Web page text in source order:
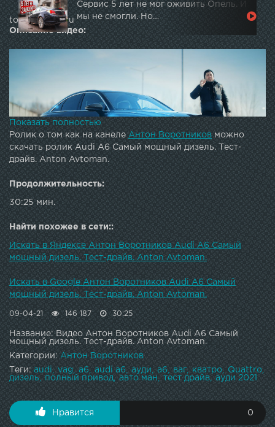
Сервис 5 лет не мог оживить Опель. И
мы не смогли. Но…
topautotube.ru
Описание видео:
Показать полностью
Ролик о том как на канелеАнтон Воротниковможно
скачать ролик Audi A6 Самый мощный дизель. Тест-
драйв. Anton Avtoman.
Продолжительность:
30:25 мин.
Найти похожее в сети::
Искать в Яндексе Антон Воротников Audi A6 Самый
мощный дизель. Тест-драйв. Anton Avtoman.
Искать в Google Антон Воротников Audi A6 Самый
мощный дизель. Тест-драйв. Anton Avtoman.
09-04-21 146 187 30:25
Название: Видео Антон Воротников Audi A6 Самый
мощный дизель. Тест-драйв. Anton Avtoman.
Категории:Антон Воротников
Теги:audi vag a6 audi a6 ауди а6 ваг кватро
Quattro
дизель
полный привод авто ман тест драйв ауди 2021
Нравится 0